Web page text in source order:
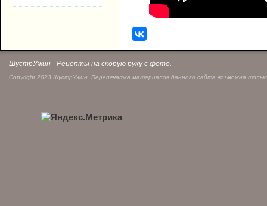
ШустрУжин - Рецепты на скорую руку с фото.
Copyright 2023 ШустрУжин. Перепечатка материалов данного сайта возможна